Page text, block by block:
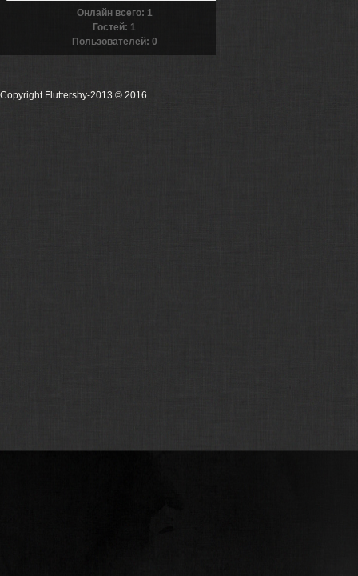
Онлайн всего: 1
Гостей: 1
Пользователей: 0
Copyright Fluttershy-2013 © 2016